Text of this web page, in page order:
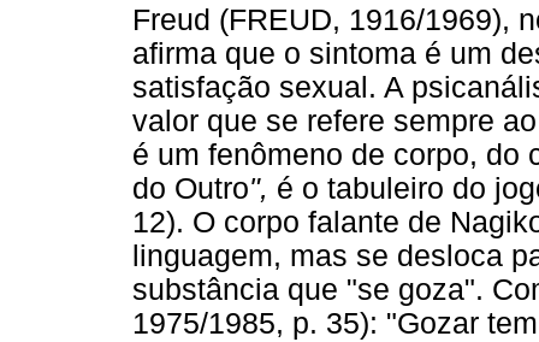
Freud (FREUD, 1916/1969),
afirma que o sintoma é um
satisfação sexual. A
valor que se refere sempre
é um fenômeno de corpo, do
do Outro", é o tabuleiro do
12). O corpo falante de
linguagem, mas se desloca
substância que "se goza".
1975/1985, p. 35): "Gozar